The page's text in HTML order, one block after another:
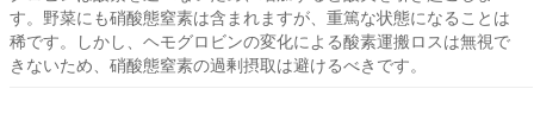
す。野菜にも硝酸態窒素は含まれますが、重篤な状態になることは
稀です。しかし、ヘモグロビンの変化による酸素運搬ロスは無視で
きないため、硝酸態窒素の過剰摂取は避けるべきです。